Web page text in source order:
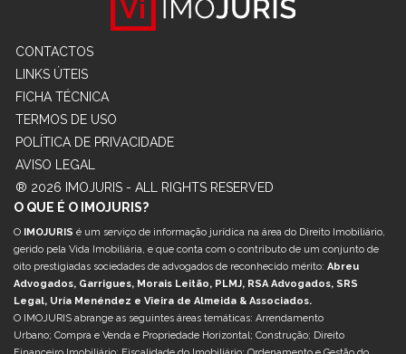
CONTACTOS
LINKS ÚTEIS
FICHA TÉCNICA
TERMOS DE USO
POLÍTICA DE PRIVACIDADE
AVISO LEGAL
® 2026 IMOJURIS - ALL RIGHTS RESERVED
O QUE É O IMOJURIS?
O IMOJURIS é um serviço de informação jurídica na área do Direito Imobiliário,
gerido pela Vida Imobiliária, e que conta com o contributo de um conjunto de
oito prestigiadas sociedades de advogados de reconhecido mérito: Abreu
Advogados, Garrigues, Morais Leitão, PLMJ, RSA Advogados, SRS
Legal, Uría Menéndez e Vieira de Almeida & Associados.
O IMOJURIS abrange as seguintes áreas temáticas: Arrendamento
Urbano; Compra e Venda e Propriedade Horizontal; Construção; Direito